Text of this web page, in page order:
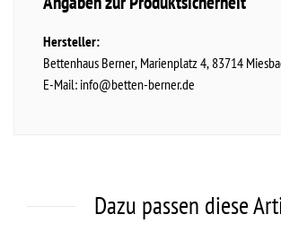
Hersteller:
Bettenhaus Berner Marienplatz4 83714
E-Mail: info@betten-berner.de
Dazu passen diese